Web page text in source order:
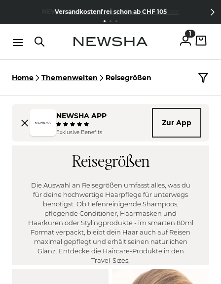
NEW IN: The Iconic Limited Chrome Collection
15% Wilkommens-Rabatt
kostenlos anmelden
Versandkostenfrei schon ab CHF 105
1
Home Themenwelten Reisegrößen
HAARTYP
FILTER
HAARPROBLEM
Blondiert | Coloriert
Unbehandelt
Brüchig
Schnell fettend
Trocken
Frizzy
Platt
KOPFHAUT
FILTER
Empfindlich
Gereizt
Trocken
Fettig
WIRKUNG
FILTER
Stärkung der Haarstruktur
Reduzierung von Spliss
NEWSHA APP
Exklusive Benefits
Zur App
Reisegrößen
Die Auswahl an Reisegrößen umfasst alles, was du
für deine hochwertige Haarpflege für unterwegs
benötigst. Ob tiefenreinigende Shampoos,
pflegende Conditioner, Haarmasken und
Haarkuren oder Stylingprodukte - im smarten 80ml
Format verpackt, bleibt dein Haar auch auf Reisen
maximal gepflegt und erhält seinen natürlichen
Glanz. Entdecke die Haircare-Produkte in den
Travel-Sizes.